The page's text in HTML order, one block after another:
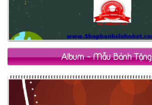
Album - Mẫu Bánh